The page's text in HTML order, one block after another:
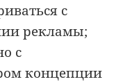
с
рекламы;
с
концепции